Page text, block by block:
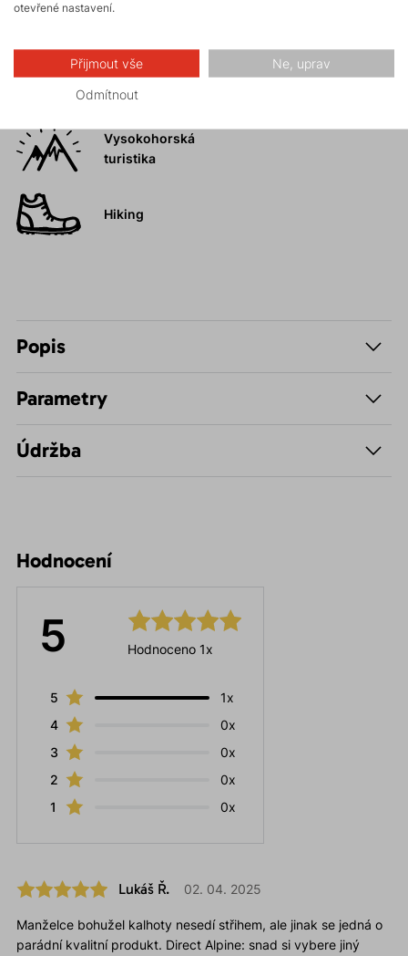
Turistika
Skalní lezení a
ferraty
Vysokohorská
turistika
Hiking
Popis
Parametry
Údržba
Hodnocení
5 Hodnoceno 1x
5
1x
4
0x
3
0x
2
0x
1
0x
Lukáš Ř. 02. 04. 2025
Manželce bohužel kalhoty nesedí střihem, ale jinak se jedná o
parádní kvalitní produkt. Direct Alpine: snad si vybere jiný
otevřené nastavení.
Přijmout vše Ne, uprav
Odmítnout